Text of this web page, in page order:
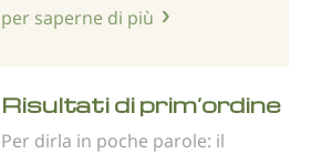
per saperne di più
Risultati di prim’ordine
Per dirla in poche parole: il